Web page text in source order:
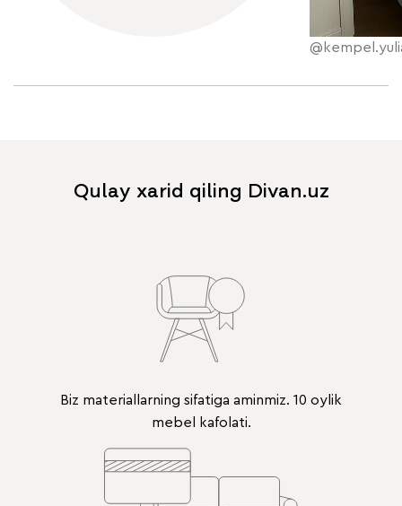
Qulay xarid qiling Divan.uz
Biz materiallarning sifatiga aminmiz. 10 oylik
mebel kafolati.